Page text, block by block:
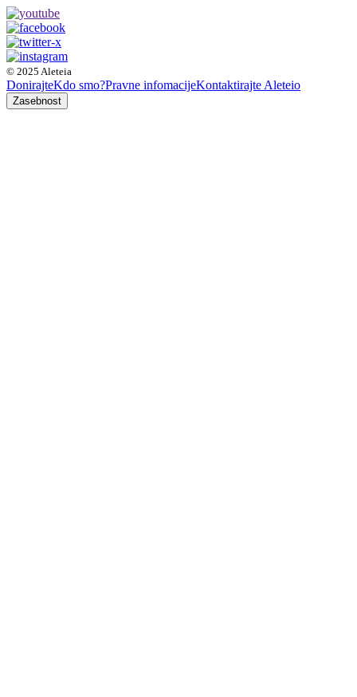
© 2025 Aleteia
DonirajteKdo smo?Pravne infomacijeKontaktirajte Aleteio
Zasebnost